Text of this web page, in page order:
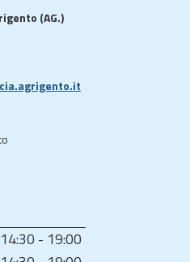
(AG.)
14:30 - 19:00